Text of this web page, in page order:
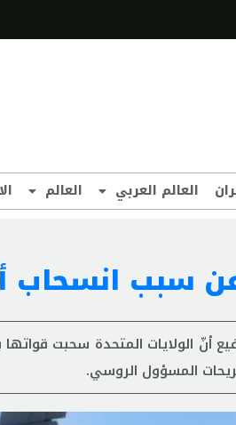
العالم العربي العالم
سبب انسحاب
أنّ الولايات المتحدة سحبت
المسؤول الروسي.